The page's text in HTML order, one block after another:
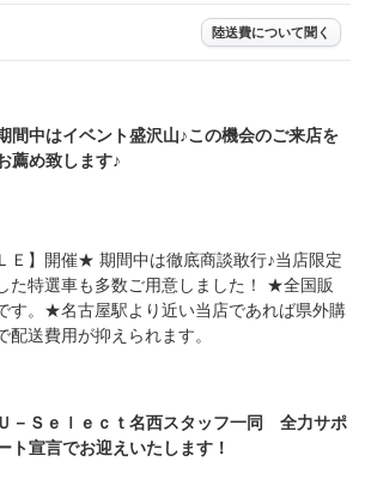
陸送費について聞く
間中はイベント盛沢山♪この機会のご来店を
薦め致します♪
Ｅ】開催★ 期間中は徹底商談敢行♪当店限定
た特選車も多数ご用意しました！ ★全国販
す。★名古屋駅より近い当店であれば県外購
配送費用が抑えられます。
Ｕ－Ｓｅｌｅｃｔ名西スタッフ一同 全力サポ
ト宣言でお迎えいたします！